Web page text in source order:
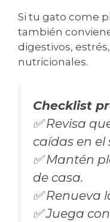
Si tu gato come
también
digestivos,
nutricionales.
Checklist
✅ Revisa
caídas en el
✅ Mantén
de casa.
✅ Renueva
✅ Juega